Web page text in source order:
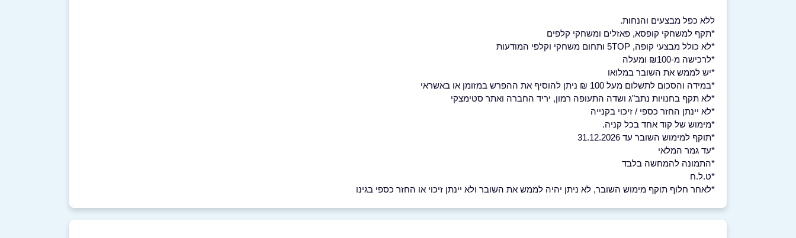
ללא כפל מבצעים והנחות.
*תקף למשחקי קופסא, פאזלים ומשחקי קלפים
*לא כולל מבצעי קופה, 5TOP ותחום משחקי וקלפי המודעות
*לרכישה מ-₪100 ומעלה
*יש לממש את השובר במלואו
*במידה והסכום לתשלום מעל 100 ₪ ניתן להוסיף את ההפרש במזומן או באשראי
*לא תקף בחנויות נתב"ג ושדה התעופה רמון, יריד החברה ואתר סטימצקי
*לא יינתן החזר כספי / זיכוי בקנייה
*מימוש של קוד אחד בכל קניה.
*תוקף למימוש השובר עד 31.12.2026
*עד גמר המלאי
*התמונה להמחשה בלבד
*ט.ל.ח
*לאחר חלוף תוקף מימוש השובר, לא ניתן יהיה לממש את השובר ולא יינתן זיכוי או החזר כספי בגינו